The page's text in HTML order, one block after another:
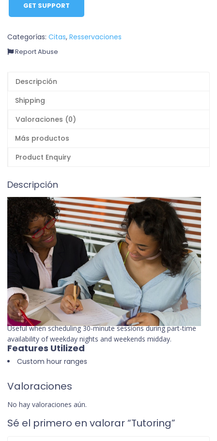
GET SUPPORT
Categorías: Citas, Resservaciones
Report Abuse
Descripción
Shipping
Valoraciones (0)
Más productos
Product Enquiry
Descripción
Useful when scheduling 30-minute sessions during part-time
availability of weekday nights and weekends midday.
Features Utilized
Custom hour ranges
Valoraciones
No hay valoraciones aún.
Sé el primero en valorar “Tutoring”